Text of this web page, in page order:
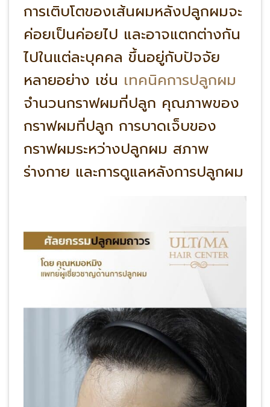
การเติบโตของเส้นผมหลังปลูกผมจะ
ค่อยเป็นค่อยไป และอาจแตกต่างกัน
ไปในแต่ละบุคคล ขึ้นอยู่กับปัจจัย
หลายอย่าง เช่น เทคนิคการปลูกผม
จำนวนกราฟผมที่ปลูก คุณภาพของ
กราฟผมที่ปลูก การบาดเจ็บของ
กราฟผมระหว่างปลูกผม สภาพ
ร่างกาย และการดูแลหลังการปลูกผม